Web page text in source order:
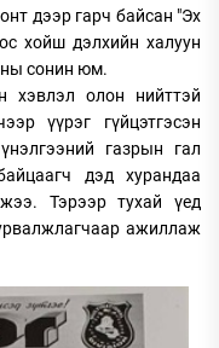
дээр гарч байсан "Эх
хойш дэлхийн халуун
сонин юм.
хэвлэл олон нийттэй
үүрэг гүйцэтгэсэн
газрын гал
дэд хурандаа
Тэрээр тухай үед
ажиллаж